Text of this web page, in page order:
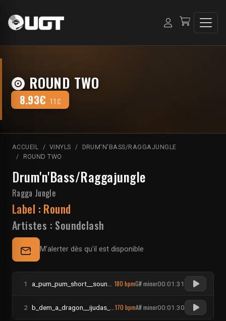
ROUND TWO
8.93€ TTC
ACCUEIL VINYLS
DRUM'N'BASS/RAGGAJUNGLE
ROUND TWO
Drum'n'Bass/Raggajungle
Ragga Jungle
Label : Round
Artistes : Soundclash
M'alerter dès qu'il est disponible
1 180 bpmG# minor00:01:31
2 170 bpmA# minor00:01:30